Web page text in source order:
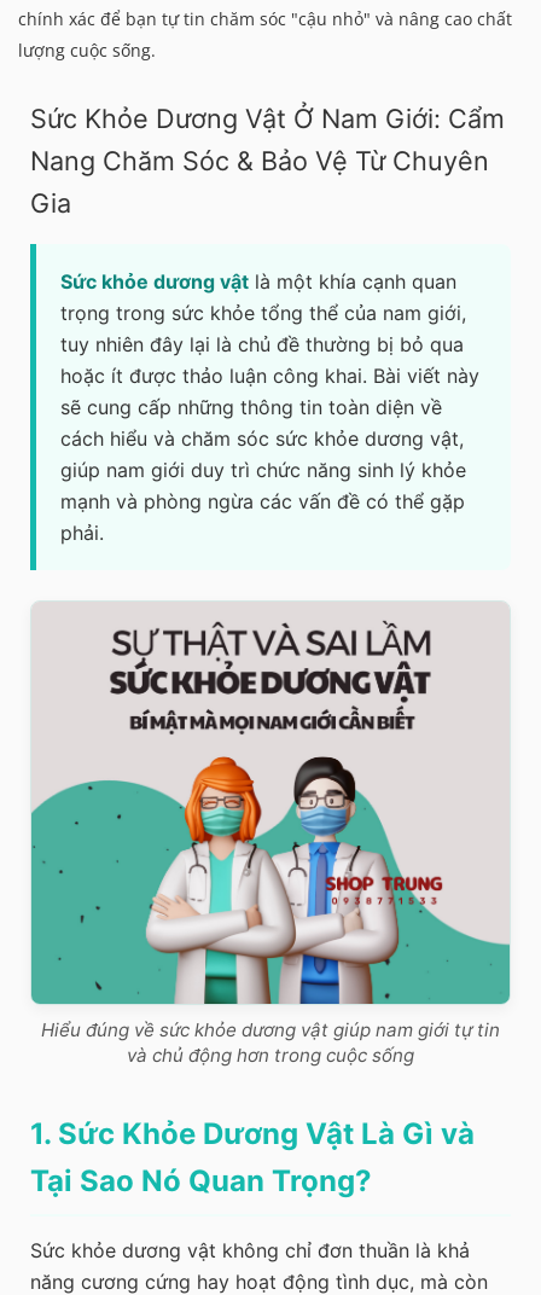
chính xác để bạn tự tin chăm sóc "cậu nhỏ" và nâng cao chất
lượng cuộc sống.
Sức Khỏe Dương Vật Ở Nam Giới: Cẩm
Nang Chăm Sóc & Bảo Vệ Từ Chuyên
Gia
Sức khỏe dương vật là một khía cạnh quan
trọng trong sức khỏe tổng thể của nam giới,
tuy nhiên đây lại là chủ đề thường bị bỏ qua
hoặc ít được thảo luận công khai. Bài viết này
sẽ cung cấp những thông tin toàn diện về
cách hiểu và chăm sóc sức khỏe dương vật,
giúp nam giới duy trì chức năng sinh lý khỏe
mạnh và phòng ngừa các vấn đề có thể gặp
phải.
Hiểu đúng về sức khỏe dương vật giúp nam giới tự tin
và chủ động hơn trong cuộc sống
1. Sức Khỏe Dương Vật Là Gì và
Tại Sao Nó Quan Trọng?
Sức khỏe dương vật không chỉ đơn thuần là khả
năng cương cứng hay hoạt động tình dục, mà còn